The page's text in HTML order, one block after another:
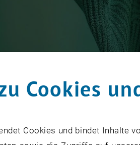
Cookies
Cookies und bindet Inhalte